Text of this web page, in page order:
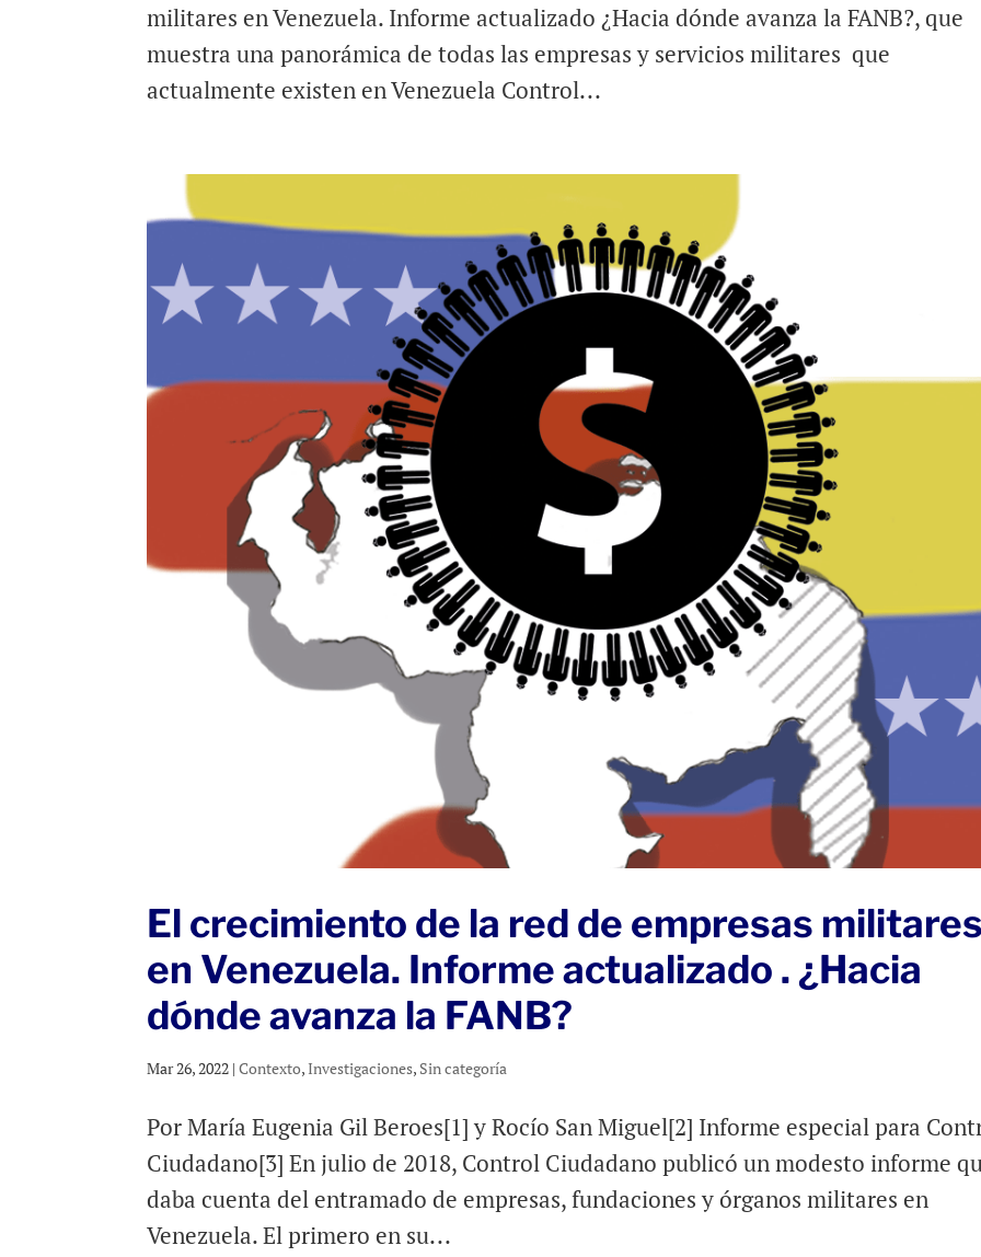
militares en Venezuela. Informe actualizado ¿Hacia dónde avanza la FANB?, que
muestra una panorámica de todas las empresas y servicios militares que
actualmente existen en Venezuela Control...
El crecimiento de la red de empresas
en Venezuela. Informe actualizado . ¿Hacia
dónde avanza la FANB?
Mar 26, 2022 |Contexto,Investigaciones, Sin categoría
Por María Eugenia Gil Beroes[1] y Rocío San Miguel[2] Informe especial para
Ciudadano[3] En julio de 2018, Control Ciudadano publicó un modesto informe
daba cuenta del entramado de empresas, fundaciones y órganos militares en
Venezuela. El primero en su...